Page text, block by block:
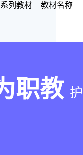
列教材
教材名称
职教 护